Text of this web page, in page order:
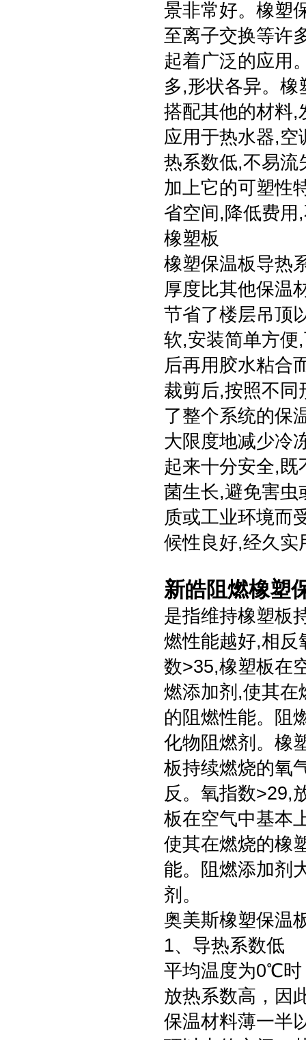
景非常好。橡塑
至离子交换等许
起着广泛的应用
多,形状各异。
搭配其他的材料,
应用于热水器,空
热系数低,不易流
加上它的可塑性
省空间,降低费用
橡塑板
橡塑保温板导热
厚度比其他保温
节省了楼层吊顶
软,安装简单方便
后再用胶水粘合
裁剪后,按照不同
了整个系统的保
大限度地减少冷
起来十分安全,既
菌生长,避免害虫
质或工业环境而
候性良好,经久实
新皓阻燃橡塑
是指维持橡塑板
燃性能越好,相反
数>35,橡塑板在
燃添加剂,使其在
的阻燃性能。阻
化物阻燃剂。橡
板持续燃烧的氧
反。氧指数>29,
板在空气中基本
使其在燃烧的橡
能。阻燃添加剂
剂。
奥美斯橡塑保温
1、导热系数低
平均温度为0℃时
放热系数高，因
保温材料薄一半